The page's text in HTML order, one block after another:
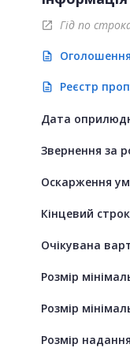
open_in_new Гід по
description
description Реєстр
Дата
Звернення за
Оскарження
Кінцевий
Очікувана
Розмір
Розмір
Розмір